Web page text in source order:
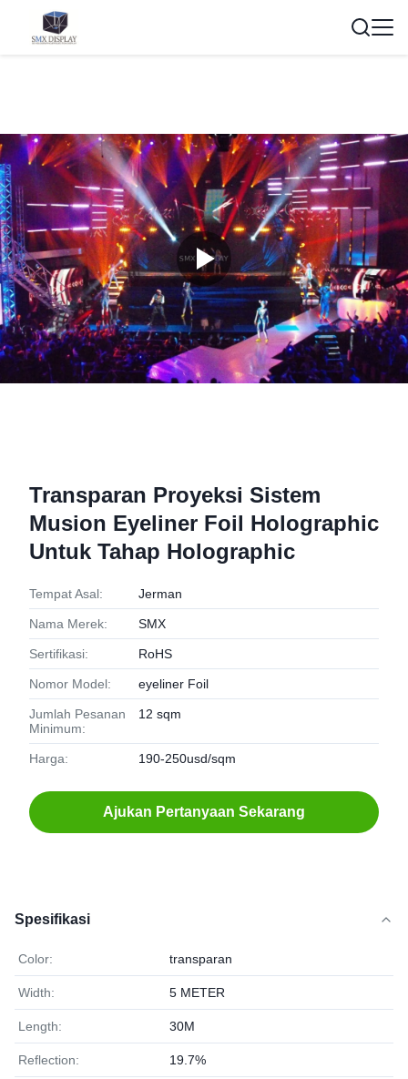
Transparan Proyeksi Sistem
Musion Eyeliner Foil Holographic
Untuk Tahap Holographic
Tempat Asal: Jerman
Nama Merek: SMX
Sertifikasi: RoHS
Nomor Model: eyeliner Foil
Jumlah Pesanan
Minimum:
12 sqm
Harga: 190-250usd/sqm
Ajukan Pertanyaan Sekarang
Spesifikasi
Color: transparan
Width: 5 METER
Length: 30M
Reflection: 19.7%